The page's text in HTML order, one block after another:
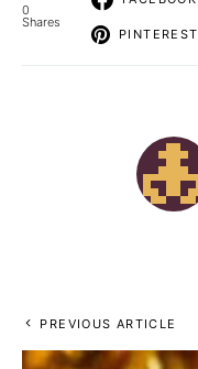
0
Shares
PINTEREST
PREVIOUS ARTICLE